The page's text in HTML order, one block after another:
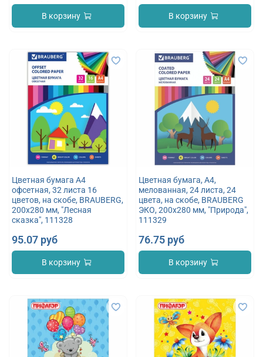
В корзину В корзину
Цветная бумага А4
офсетная, 32 листа 16
цветов, на скобе, BRAUBERG,
200х280 мм, "Лесная
сказка", 111328
95.07 руб
В корзину
Цветная бумага, А4,
мелованная, 24 листа, 24
цвета, на скобе, BRAUBERG
ЭКО, 200х280 мм, "Природа",
111329
76.75 руб
В корзину